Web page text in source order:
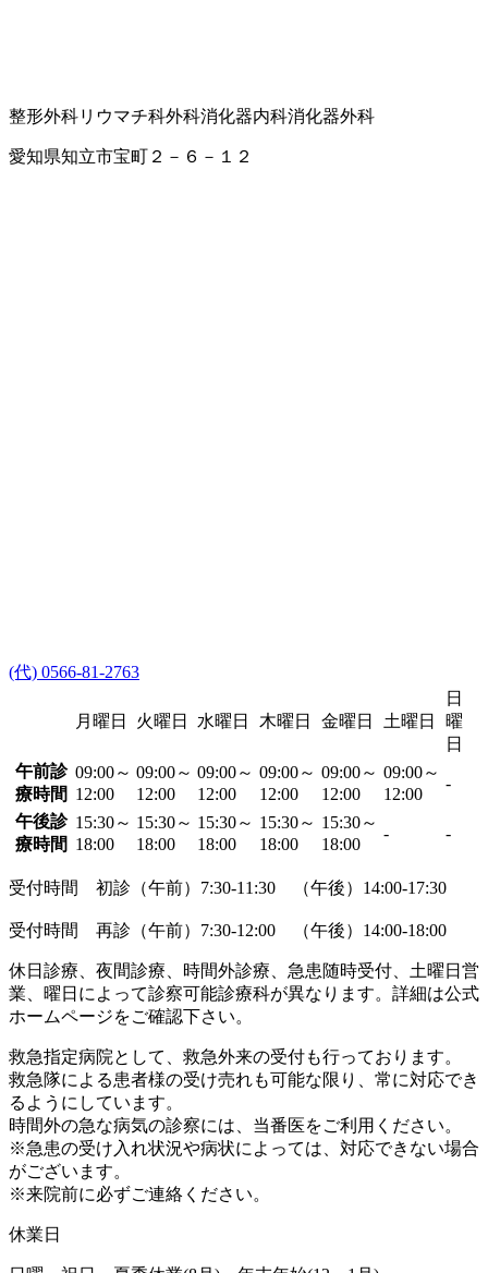
整形外科リウマチ科外科消化器内科消化器外科
愛知県知立市宝町２－６－１２
(代) 0566-81-2763
月曜日 火曜日 水曜日 木曜日 金曜日 土曜日
日
曜
日
午前診
療時間
09:00～
12:00
09:00～
12:00
09:00～
12:00
09:00～
12:00
09:00～
12:00
09:00～
12:00
-
午後診
療時間
15:30～
18:00
15:30～
18:00
15:30～
18:00
15:30～
18:00
15:30～
18:00
- -
受付時間 初診（午前）7:30‐11:30 （午後）14:00‐17:30
受付時間 再診（午前）7:30‐12:00 （午後）14:00‐18:00
休日診療、夜間診療、時間外診療、急患随時受付、土曜日営
業、曜日によって診察可能診療科が異なります。詳細は公式
ホームページをご確認下さい。
救急指定病院として、救急外来の受付も行っております。
救急隊による患者様の受け売れも可能な限り、常に対応でき
るようにしています。
時間外の急な病気の診察には、当番医をご利用ください。
※急患の受け入れ状況や病状によっては、対応できない場合
がございます。
※来院前に必ずご連絡ください。
休業日